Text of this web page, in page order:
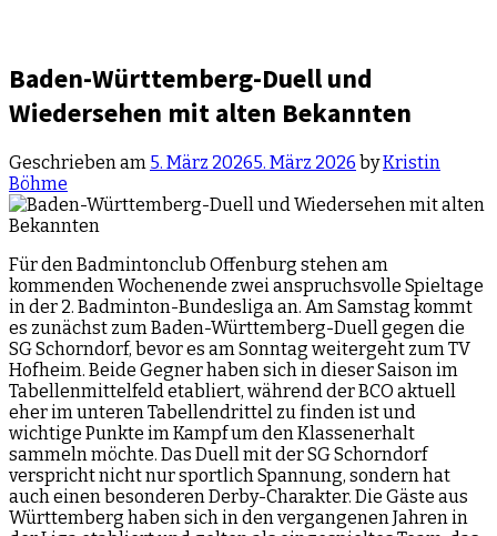
Baden-Württemberg-Duell und
Wiedersehen mit alten Bekannten
Geschrieben am 5. März 20265. März 2026 byKristin
Böhme
Für den Badmintonclub Offenburg stehen am
kommenden Wochenende zwei anspruchsvolle Spieltage
in der 2. Badminton-Bundesliga an. Am Samstag kommt
es zunächst zum Baden-Württemberg-Duell gegen die
SG Schorndorf, bevor es am Sonntag weitergeht zum TV
Hofheim. Beide Gegner haben sich in dieser Saison im
Tabellenmittelfeld etabliert, während der BCO aktuell
eher im unteren Tabellendrittel zu finden ist und
wichtige Punkte im Kampf um den Klassenerhalt
sammeln möchte. Das Duell mit der SG Schorndorf
verspricht nicht nur sportlich Spannung, sondern hat
auch einen besonderen Derby-Charakter. Die Gäste aus
Württemberg haben sich in den vergangenen Jahren in